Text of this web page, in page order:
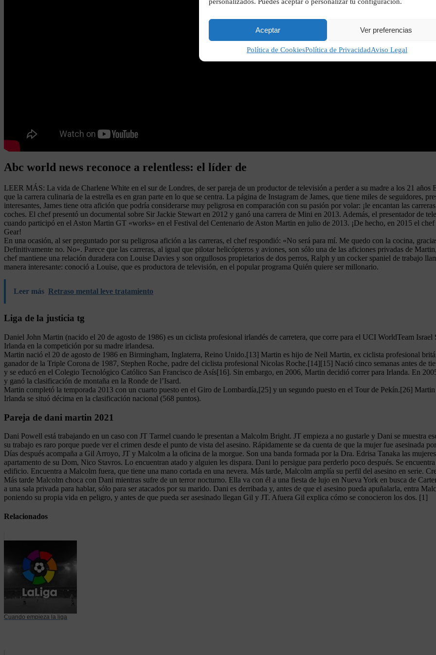
Aceptar Ver preferencias
Política de CookiesPolítica de PrivacidadAviso Legal
Abc world news reconoce a relentless: el líder de
LEER MÁS: La vida de Charlene White en el sur de Londres, de ser pareja de un productor de televisión a perder a su madre a los 21 años
que la carrera culinaria de la estrella es en gran parte en lo que se centra. La página de Instagram de James, que tiene miles de seguidores,
interesantes, James tiene otra afición que podría considerarse muy peligrosa en comparación con su pasión por volar: ¡le encantan las
coches. El chef presentó un documental sobre Sir Jackie Stewart en 2012 y ganó una carrera de Mini en 2013. Además, el presentador de
cuando participó en el Aston Martin GT «works» en el Festival del Centenario de Aston Martin en julio de 2013. ¡De hecho, en 2015 el
Gear!
En una ocasión, al ser preguntado por su peligrosa afición a las carreras, el chef respondió: «No será para mí. Me quedo con la cocina,
Definitivamente no. No». Parece que las carreras, al igual que pilotar helicópteros y aviones, son sólo una de las aficiones privadas de
chef mantiene una relación duradera con Louise Davies y son orgullosos propietarios de dos perros, Ralph y un cocker spaniel de trabajo
manera interesante: conoció a Louise, que es productora de televisión, en el popular programa Quién quiere ser millonario.
Leer más Retraso mental leve tratamiento
Liga de la justicia tg
Daniel John Martin (nacido el 20 de agosto de 1986) es un ciclista profesional irlandés de carretera, que corre para el UCI WorldTeam
Irlanda en la competición por su madre irlandesa.
Martin nació el 20 de agosto de 1986 en Birmingham, Inglaterra, Reino Unido.[13] Martin es hijo de Neil Martin, ex ciclista profesional
ganador de la Triple Corona de 1987, Stephen Roche, padre del ciclista profesional Nicolas Roche.[14][15] Nació cinco semanas antes de
y se educó en el Colegio Tecnológico Católico San Francisco de Asís[16]. Sin embargo, en 2006, Martin decidió correr para Irlanda. En
y ganó la clasificación de montaña en la Ronde de l’Isard.
Martin completó la temporada 2013 con un cuarto puesto en el Giro de Lombardía,[25] y un segundo puesto en el Tour de Pekín.[26]
Irlanda se situó décima en la clasificación nacional (568 puntos).
Pareja de dani martin 2021
Dani Powell está trabajando en un caso con JT Tarmel cuando le presentan a Malcolm Bright. JT empieza a no gustarle y Dani se muestra
su trabajo es raro porque puede ver el crimen desde el punto de vista del asesino. Rápidamente se da cuenta de que la mujer fue asesinada
Días después acompaña a Gil Arroyo, JT y Malcolm a la oficina de la morgue. Son una banda formada por la Dra. Edrisa Tanaka las
apartamento de su Dom, Nico Stavros. Lo encuentran atado y alguien les dispara. Dani lo persigue para perderlo poco después. Se
edificio. Encuentra a Malcolm fuera, que tiene una mano cortada en una nevera. Más tarde, Malcolm amplía su perfil del asesino en serie.
Más tarde Malcolm choca con Dani mientras sufre de un terror nocturno. Ella va con él a una fiesta de lujo en Nueva York en busca de
a una sala privada para hablar, sólo para ser atacados por su marido. Dani es derribada y, antes de que el asesino pueda apuñalarla, entra
poniendo su propia vida en peligro, y antes de que pueda ser asesinado llegan Gil y JT. Afuera Gil explica cómo se conocieron los dos. [1]
Relacionados
Cuando empieza la liga